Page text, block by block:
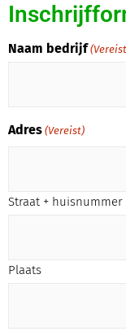
Naam bedrijf
Adres (Vereist)
Straat + huisnummer
Plaats